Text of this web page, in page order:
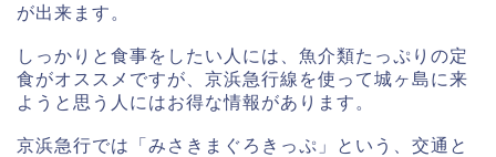
が出来ます。
しっかりと食事をしたい人には、魚介類たっぷりの定
食がオススメですが、京浜急行線を使って城ヶ島に来
ようと思う人にはお得な情報があります。
京浜急行では「みさきまぐろきっぷ」という、交通と